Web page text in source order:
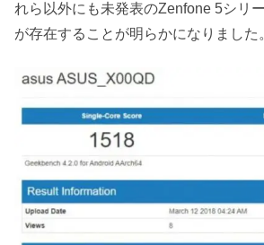
れら以外にも未発表のZenfone 5シリ
が存在することが明らかになりました